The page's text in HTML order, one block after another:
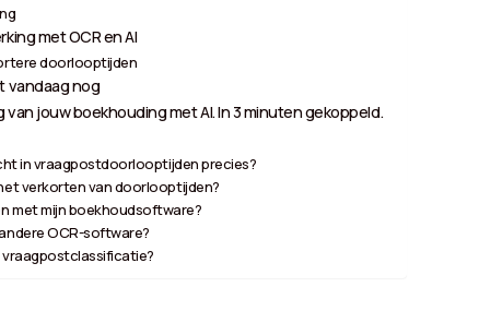
met OCR en AI
doorlooptijden
vandaag nog
jouw boekhouding met AI. In 3 minuten gekoppeld.
in vraagpostdoorlooptijden precies?
verkorten van doorlooptijden?
met mijn boekhoudsoftware?
OCR-software?
vraagpostclassificatie?